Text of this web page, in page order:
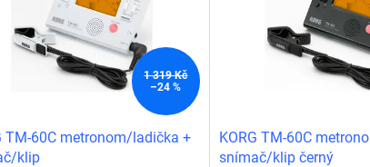
1 319 Kč
–24 %
TM-60C metronom/ladička +
klip
KORG TM-60C
snímač/klip černý